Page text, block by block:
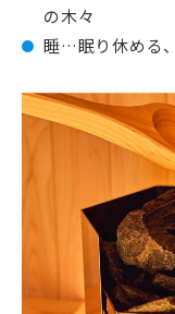
の木々
睡…眠り休める